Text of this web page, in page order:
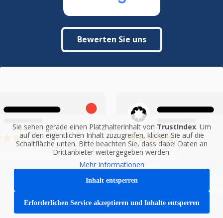
Bewerten Sie uns
Sie sehen gerade einen Platzhalterinhalt von TrustIndex. Um
auf den eigentlichen Inhalt zuzugreifen, klicken Sie auf die
Schaltfläche unten. Bitte beachten Sie, dass dabei Daten an
Drittanbieter weitergegeben werden.
Mehr Informationen
Inhalt entsperren
Erforderlichen Service akzeptieren und Inhalte entsperren